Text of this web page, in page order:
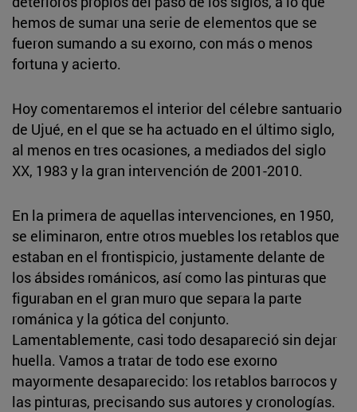
hemos de sumar una serie de elementos que se
fueron sumando a su exorno, con más o menos
fortuna y acierto.
Hoy comentaremos el interior del célebre santuario
de Ujué, en el que se ha actuado en el último siglo,
al menos en tres ocasiones, a mediados del siglo
XX, 1983 y la gran intervención de 2001-2010.
En la primera de aquellas intervenciones, en 1950,
se eliminaron, entre otros muebles los retablos que
estaban en el frontispicio, justamente delante de
los ábsides románicos, así como las pinturas que
figuraban en el gran muro que separa la parte
románica y la gótica del conjunto.
Lamentablemente, casi todo desapareció sin dejar
huella. Vamos a tratar de todo ese exorno
mayormente desaparecido: los retablos barrocos y
las pinturas, precisando sus autores y cronologías.